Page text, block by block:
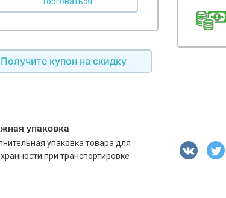
Получите купон на скидку
упаковка
упаковка товара для
при транспортировке